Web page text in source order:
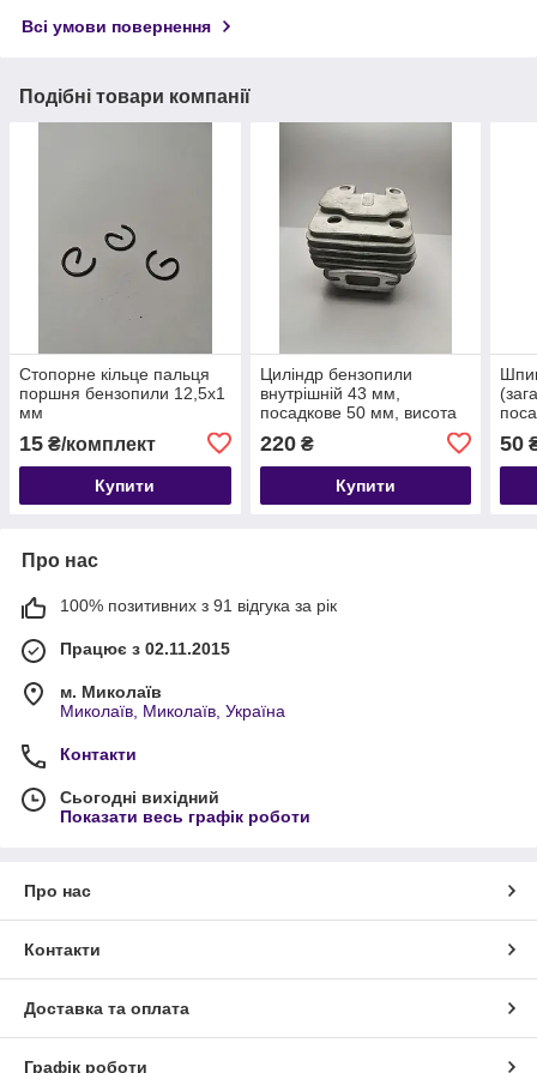
Всі умови повернення
Подібні товари компанії
Стопорне кільце пальця
поршня бензопили 12,5х1
мм
15 ₴/комплект
Купити
Циліндр бензопили
внутрішній 43 мм,
посадкове 50 мм, висота
220₴
Купити
50
Про нас
100% позитивних з 91 відгука за рік
Працює з 02.11.2015
м. Миколаїв
Миколаїв, Миколаїв, Україна
Контакти
Сьогодні вихідний
Показати весь графік роботи
Про нас
Контакти
Доставка та оплата
Графік роботи